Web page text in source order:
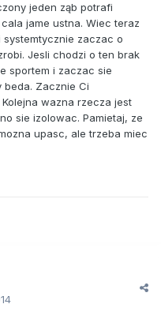
jeden ząb potrafi
jame ustna. Wiec teraz
zaczac o
Jesli chodzi o ten brak
sportem i zaczac sie
Zacznie Ci
wazna rzecza jest
sie izolowac. Pamietaj, ze
upasc, ale trzeba miec